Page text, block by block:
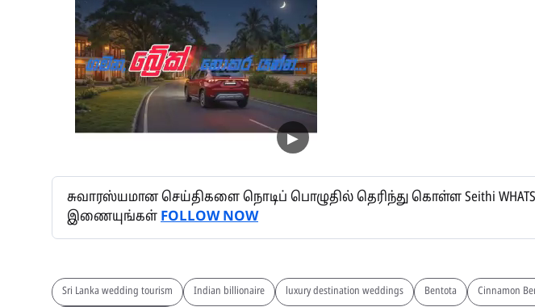
சுவாரஸ்யமான செய்திகளை நொடிப் பொழுதில் தெரிந்து கொள்ள Seithi
இணையுங்கள் FOLLOW NOW
Sri Lanka wedding tourism Indian billionaire luxury destination weddings Bentota Cinnamon